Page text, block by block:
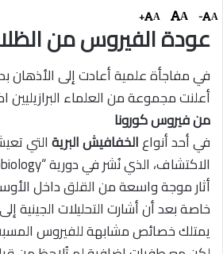
A
-
A
A
+
عودة الفيروس من
في مفاجأة علمية أعادت إلى الأذهان
أعلنت مجموعة من العلماء
من فيروس كورونا
في أحد أنواعالخفافيش البريةالتي
الاكتشاف، الذي نُشر في دورية “Nature Microbiology”،
أثار موجة واسعة من القلق داخل
خاصة بعد أن أشارت التحليلات الجينية
يمتلك خصائص مشابهة للفيروس